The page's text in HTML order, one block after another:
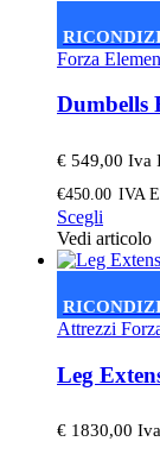
Le
opzioni
essere
nella
del
prodotto
Forza
Dumbells
€ 549,00 Iva
€450.00 IVA
Scegli
prodotto
ha
Le
opzioni
possono
essere
nella
Vedi articolo
Attrezzi
Leg
€ 1830,00